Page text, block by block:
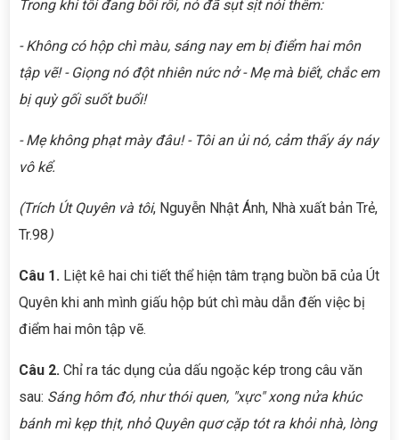
Trong khi tôi đang bối rối, nó đã sụt sịt nói thêm:
- Không có hộp chì màu, sáng nay em bị điểm hai môn
tập vẽ! - Giọng nó đột nhiên nức nở - Mẹ mà biết, chắc em
bị quỳ gối suốt buổi!
- Mẹ không phạt mày đâu! - Tôi an ủi nó, cảm thấy áy náy
vô kể.
(Trích Út Quyên và tôi, Nguyễn Nhật Ánh, Nhà xuất bản Trẻ,
Tr.98 )
Câu 1. Liệt kê hai chi tiết thể hiện tâm trạng buồn bã của Út
Quyên khi anh mình giấu hộp bút chì màu dẫn đến việc bị
điểm hai môn tập vẽ.
Câu 2. Chỉ ra tác dụng của dấu ngoặc kép trong câu văn
sau: Sáng hôm đó, như thói quen, "xực" xong nửa khúc
bánh mì kẹp thịt, nhỏ Quyên quơ cặp tót ra khỏi nhà, lòng